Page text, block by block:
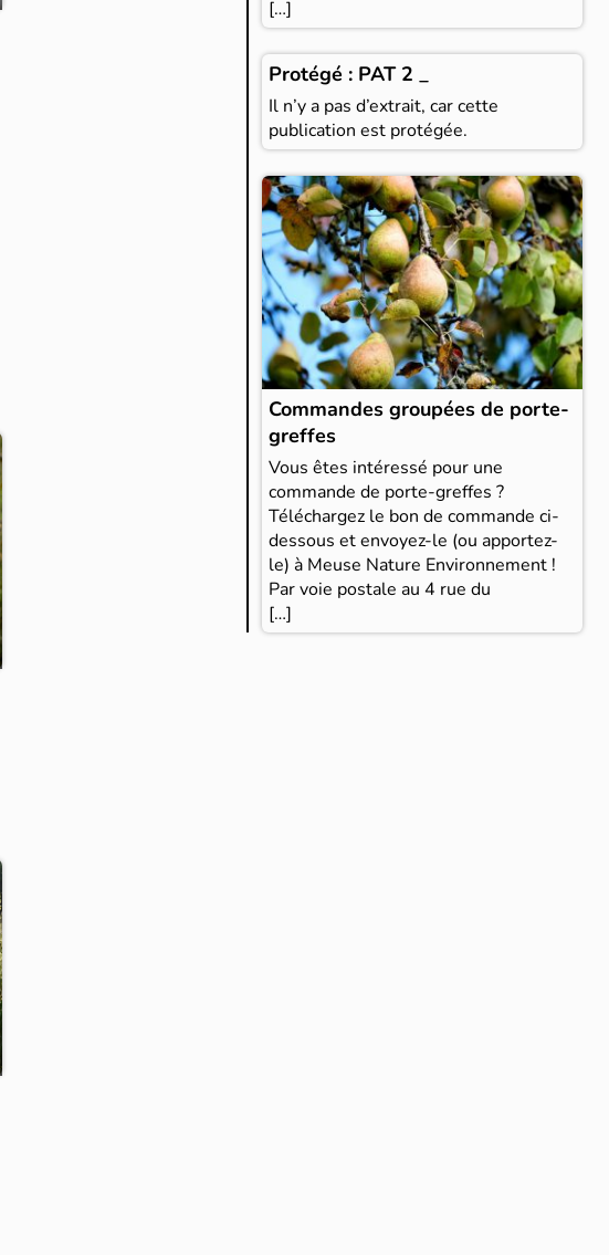
[…]
Protégé : PAT 2 _
Il n’y a pas d’extrait, car cette
publication est protégée.
Commandes groupées de porte-
greffes
Vous êtes intéressé pour une
commande de porte-greffes ?
Téléchargez le bon de commande ci-
dessous et envoyez-le (ou apportez-
le) à Meuse Nature Environnement !
Par voie postale au 4 rue du
[…]